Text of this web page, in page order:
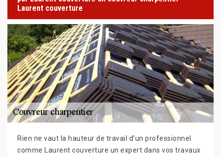
Laurent couverture
Rien ne vaut la hauteur de travail d’un professionnel
comme Laurent couverture un expert dans vos travaux